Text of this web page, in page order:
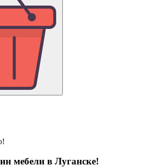
мебели в Луганске!